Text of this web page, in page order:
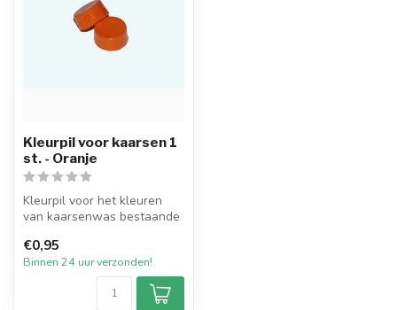
Kleurpil voor kaarsen 1
st. - Oranje
Kleurpil voor het kleuren
van kaarsenwas bestaande
par...
€0,95
Binnen 24 uur verzonden!